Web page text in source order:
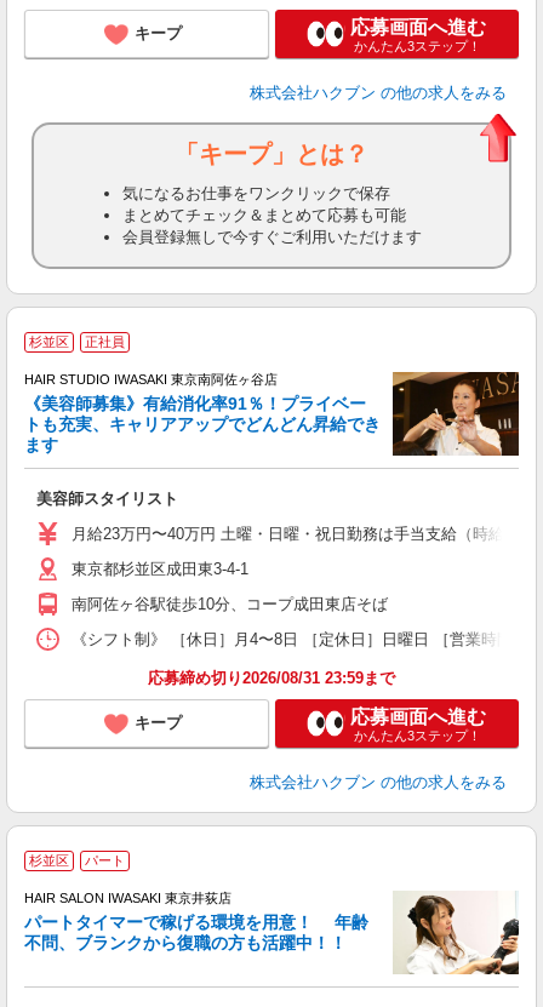
キープ 応募画面へ進む
かんたん3ステップ！
株式会社ハクブン の他の求人をみる
「キープ」とは？
気になるお仕事をワンクリックで保存
まとめてチェック＆まとめて応募も可能
会員登録無しで今すぐご利用いただけます
杉並区 正社員
HAIR STUDIO IWASAKI 東京南阿佐ヶ谷店
《美容師募集》有給消化率91％！プライベー
トも充実、キャリアアップでどんどん昇給でき
ます
美容師スタイリスト
月給23万円〜40万円 土曜・日曜・祝日勤務は手当支給（時給換
東京都杉並区成田東3-4-1
南阿佐ヶ谷駅徒歩10分、コープ成田東店そば
《シフト制》 ［休日］月4〜8日 ［定休日］日曜日 ［営業時
応募締め切り2026/08/31 23:59まで
キープ 応募画面へ進む
かんたん3ステップ！
株式会社ハクブン の他の求人をみる
杉並区 パート
HAIR SALON IWASAKI 東京井荻店
パートタイマーで稼げる環境を用意！ 年齢
不問、ブランクから復職の方も活躍中！！